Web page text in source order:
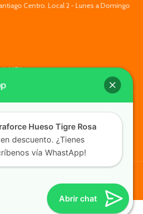
Centro. Local 2 - Lunes a Domingo
4676
TusMascotas.cl
Abrir chat
Hueso Tigre Rosa
en descuento. ¿Tienes
vía WhastApp!